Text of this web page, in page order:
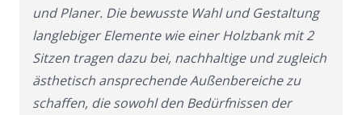
und Planer. Die bewusste Wahl und Gestaltung
langlebiger Elemente wie einer Holzbank mit 2
Sitzen tragen dazu bei, nachhaltige und zugleich
ästhetisch ansprechende Außenbereiche zu
schaffen, die sowohl den Bedürfnissen der